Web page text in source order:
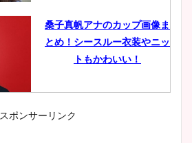
桑子真帆アナのカップ画像ま
とめ！シースルー衣装やニッ
トもかわいい！
小室瑛莉子のカップ画像まと
スポンサーリンク